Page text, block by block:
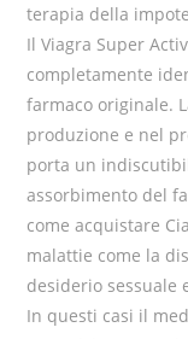
terapia della
Il Viagra Super
completamente
farmaco originale.
produzione e nel
porta un
assorbimento del
come acquistare
malattie come la
desiderio sessuale
In questi casi il